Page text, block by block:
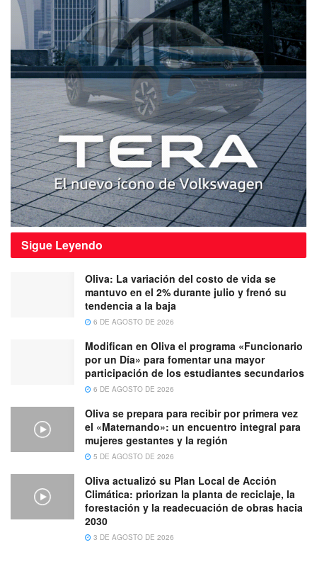
Sigue Leyendo
Oliva: La variación del costo de vida se
mantuvo en el 2% durante julio y frenó su
tendencia a la baja
6 DE AGOSTO DE 2026
Modifican en Oliva el programa «Funcionario
por un Día» para fomentar una mayor
participación de los estudiantes secundarios
6 DE AGOSTO DE 2026
Oliva se prepara para recibir por primera vez
el «Maternando»: un encuentro integral para
mujeres gestantes y la región
5 DE AGOSTO DE 2026
Oliva actualizó su Plan Local de Acción
Climática: priorizan la planta de reciclaje, la
forestación y la readecuación de obras hacia
2030
3 DE AGOSTO DE 2026